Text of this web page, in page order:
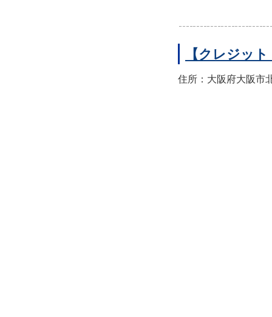
【クレジッ
住所：大阪府大阪市